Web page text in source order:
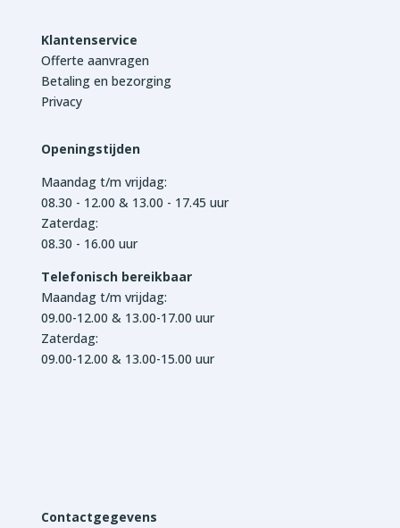
Klantenservice
Offerte aanvragen
Betaling en bezorging
Privacy
Openingstijden
Maandag t/m vrijdag:
08.30 - 12.00 & 13.00 - 17.45 uur
Zaterdag:
08.30 - 16.00 uur
Telefonisch bereikbaar
Maandag t/m vrijdag:
09.00-12.00 & 13.00-17.00 uur
Zaterdag:
09.00-12.00 & 13.00-15.00 uur
Contactgegevens